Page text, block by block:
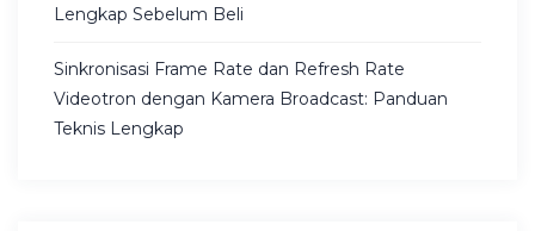
Lengkap Sebelum Beli
Sinkronisasi Frame Rate dan Refresh Rate
Videotron dengan Kamera Broadcast: Panduan
Teknis Lengkap